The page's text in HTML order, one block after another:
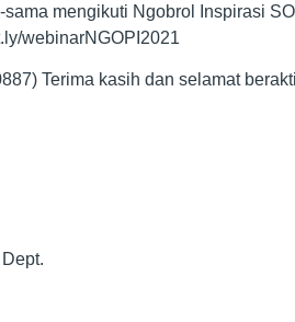
mengikuti Ngobrol Inspirasi
webinarNGOPI2021
Terima kasih dan selamat